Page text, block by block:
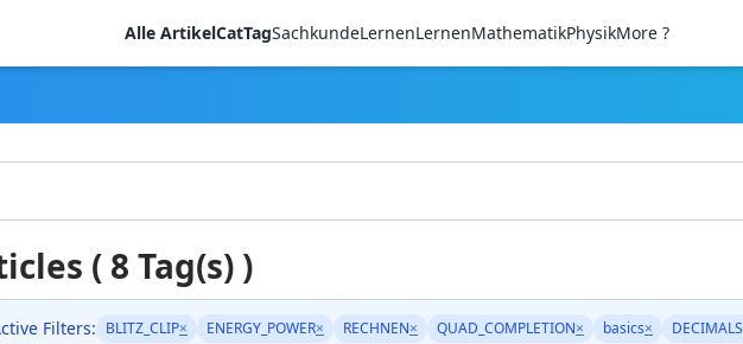
Alle ArtikelCatTagSachkundeLernenLernenMathematikPhysikMore ?
( 8 Tag(s) )
Filters: BLITZ_CLIP× ENERGY_POWER× RECHNEN× QUAD_COMPLETION× basics× DECIMALS